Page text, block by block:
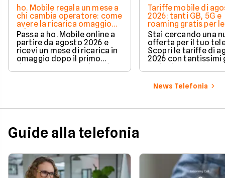
ho. Mobile regala un mese a
chi cambia operatore: come
avere la ricarica omaggio
ad agosto 2026
Passa a ho. Mobile online a
partire da agosto 2026 e
ricevi un mese di ricarica in
omaggio dopo il primo
rinnovo. La promozione è
valida per chi richiede la
modo automatico.
Tariffe mobile di
2026: tanti GB, 5G e
roaming gratis per le
vacanze
Stai cercando una
offerta per il tuo
Scopri le tariffe di
2026 con tantissimi
5G incluso.
News Telefonia
Guide alla telefonia